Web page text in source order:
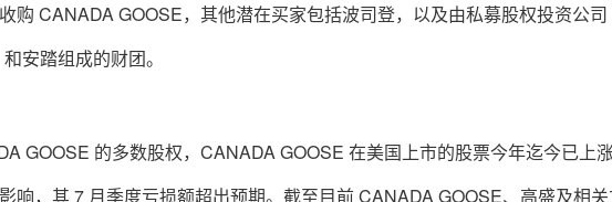
购 CANADA GOOSE，其他潜在买家包括波司登，以及由私募股权投资公司
安踏组成的财团。
GOOSE 的多数股权，CANADA GOOSE 在美国上市的股票今年迄今已上
响，其 7 月季度亏损额超出预期。截至目前 CANADA GOOSE、高盛及相